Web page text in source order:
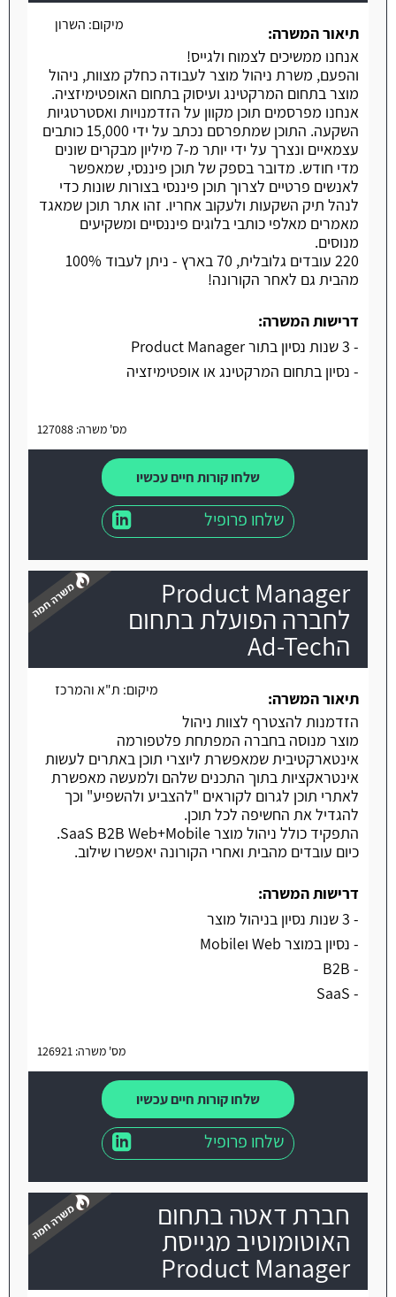
מיקום: השרון
תיאור המשרה:
אנחנו ממשיכים לצמוח ולגייס!
והפעם, משרת ניהול מוצר לעבודה כחלק מצוות, ניהול
מוצר בתחום המרקטינג ועיסוק בתחום האופטימיזציה.
אנחנו מפרסמים תוכן מקוון על הזדמנויות ואסטרטגיות
השקעה. התוכן שמתפרסם נכתב על ידי 15,000 כותבים
עצמאיים ונצרך על ידי יותר מ-7 מיליון מבקרים שונים
מדי חודש. מדובר בספק של תוכן פיננסי, שמאפשר
לאנשים פרטיים לצרוך תוכן פיננסי בצורות שונות כדי
לנהל תיק השקעות ולעקוב אחריו. זהו אתר תוכן שמאגד
מאמרים מאלפי כותבי בלוגים פיננסיים ומשקיעים
מנוסים.
220 עובדים גלובלית, 70 בארץ - ניתן לעבוד 100%
מהבית גם לאחר הקורונה!
דרישות המשרה:
- 3 שנות נסיון בתור Product Manager
- נסיון בתחום המרקטינג או אופטימיזציה
מס' משרה: 127088
שלחו קורות חיים עכשיו
שלחו פרופיל
Product Manager
לחברה הפועלת בתחום
הAd-Tech
משרה חמה
מיקום: ת"א והמרכז
תיאור המשרה:
הזדמנות להצטרף לצוות ניהול
מוצר מנוסה בחברה המפתחת פלטפורמה
אינטארקטיבית שמאפשרת ליוצרי תוכן באתרים לעשות
אינטראקציות בתוך התכנים שלהם ולמעשה מאפשרת
לאתרי תוכן לגרום לקוראים "להצביע ולהשפיע" וכך
להגדיל את החשיפה לכל תוכן.
התפקיד כולל ניהול מוצר SaaS B2B Web+Mobile.
כיום עובדים מהבית ואחרי הקורונה יאפשרו שילוב.
דרישות המשרה:
- 3 שנות נסיון בניהול מוצר
- נסיון במוצר Web וMobile
- B2B
- SaaS
מס' משרה: 126921
שלחו קורות חיים עכשיו
שלחו פרופיל
חברת דאטה בתחום
האוטומוטיב מגייסת
Product Manager
משרה חמה